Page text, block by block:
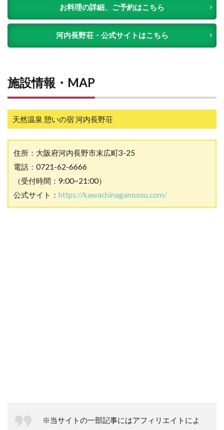
お料理の詳細、ご予約はこちら
河内長野荘・公式サイトはこちら
施設情報・MAP
天然温泉 憩いの宿 河内長野荘
住所：大阪府河内長野市末広町3-25
電話：0721-62-6666
（受付時間：9:00~21:00）
公式サイト： https://kawachinaganosou.com/
※当サイトの一部記事にはアフィリエイトによ